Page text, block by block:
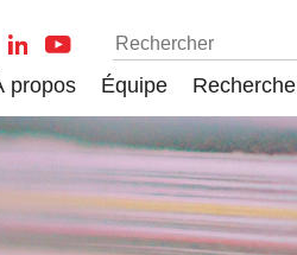
propos Équipe Recherche